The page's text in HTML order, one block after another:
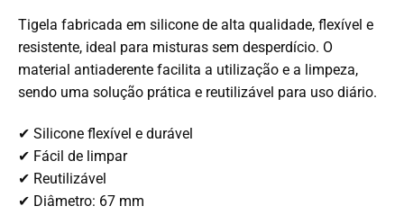
Tigela fabricada em silicone de alta qualidade, flexível e
resistente, ideal para misturas sem desperdício. O
material antiaderente facilita a utilização e a limpeza,
sendo uma solução prática e reutilizável para uso diário.
✔ Silicone flexível e durável
✔ Fácil de limpar
✔ Reutilizável
✔ Diâmetro: 67 mm